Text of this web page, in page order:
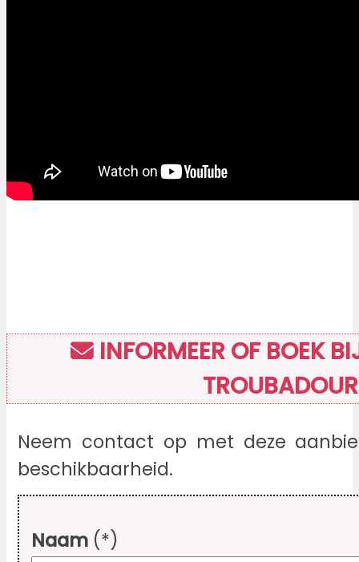
INFORMEER OF BOEK
Neem contact op met deze
beschikbaarheid.
Naam (*)